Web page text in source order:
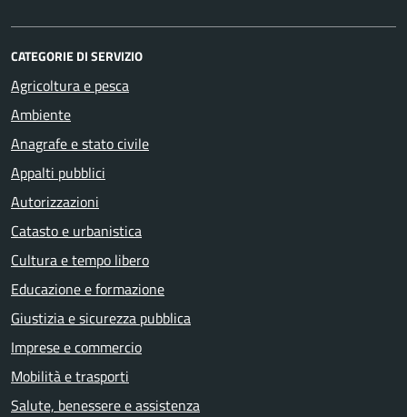
CATEGORIE DI SERVIZIO
Agricoltura e pesca
Ambiente
Anagrafe e stato civile
Appalti pubblici
Autorizzazioni
Catasto e urbanistica
Cultura e tempo libero
Educazione e formazione
Giustizia e sicurezza pubblica
Imprese e commercio
Mobilità e trasporti
Salute, benessere e assistenza